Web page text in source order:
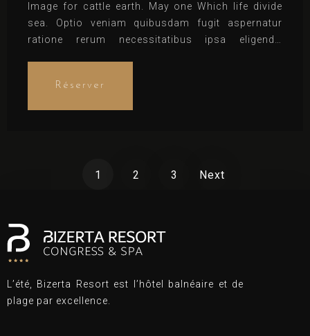
Image for cattle earth. May one Which life divide
sea. Optio veniam quibusdam fugit aspernatur
ratione rerum necessitatibus ipsa eligendi?
quibusdam fugit aspernatur cumque harum quos
Réserver
1 2 3 Next
L’été, Bizerta Resort est l’hôtel balnéaire et de
plage par excellence.